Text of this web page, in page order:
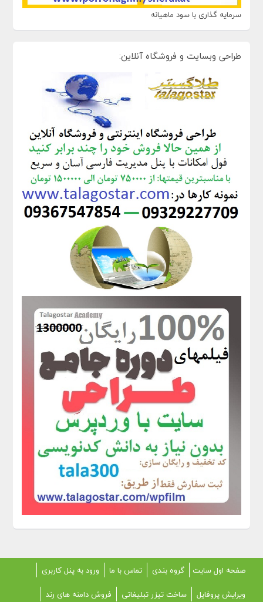
سرمایه گذاری با سود ماهیانه
طراحی وبسایت و فروشگاه آنلاین:
صفحه اول سایت گروه بندی تماس با ما
ورود به پنل کاربری
ویرایش پروفایل
ساخت تیزر تبلیغاتی
فروش دامنه های رند